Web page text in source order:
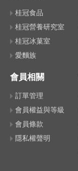
桂冠食品
桂冠營養研究室
桂冠冰菓室
愛麵族
會員相關
訂單管理
會員權益與等級
會員條款
隱私權聲明